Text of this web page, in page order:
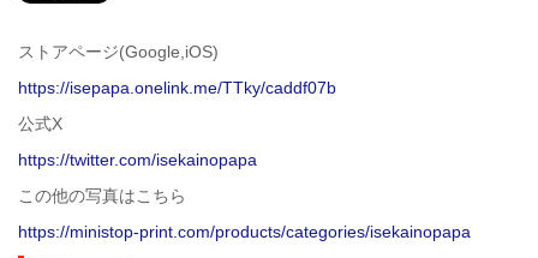
ストアページ(Google,iOS)
https://isepapa.onelink.me/TTky/caddf07b
公式X
https://twitter.com/isekainopapa
この他の写真はこちら
https://ministop-print.com/products/categories/isekainopapa